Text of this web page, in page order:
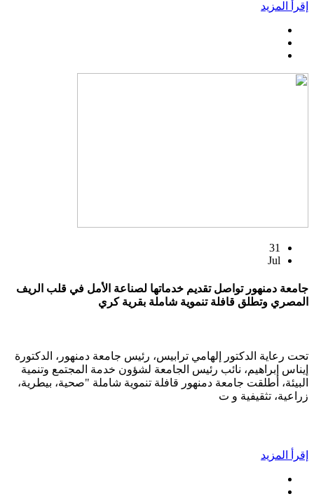
إقرأ المزيد
31
Jul
جامعة دمنهور تواصل تقديم خدماتها لصناعة الأمل في قلب الريف
المصري وتطلق قافلة تنموية شاملة بقرية كري
تحت رعاية الدكتور إلهامي ترابيس، رئيس جامعة دمنهور، الدكتورة
إيناس إبراهيم، نائب رئيس الجامعة لشؤون خدمة المجتمع وتنمية
البيئة، أطلقت جامعة دمنهور قافلة تنموية شاملة "صحية، بيطرية،
زراعية، تثقيفية و ت
إقرأ المزيد